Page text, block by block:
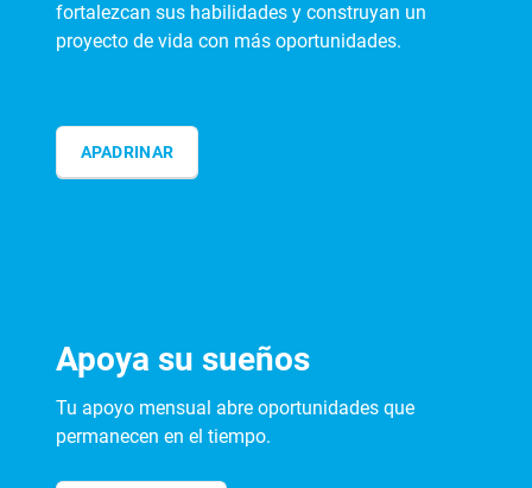
fortalezcan sus habilidades y construyan un
proyecto de vida con más oportunidades.
APADRINAR
Apoya su sueños
Tu apoyo mensual abre oportunidades que
permanecen en el tiempo.